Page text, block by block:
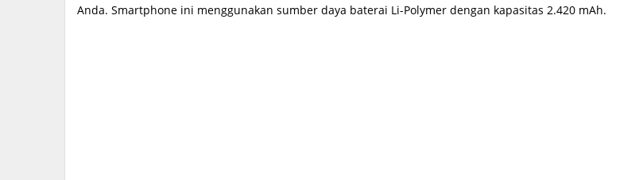
Anda. Smartphone ini menggunakan sumber daya baterai Li-Polymer dengan kapasitas 2.420 mAh.